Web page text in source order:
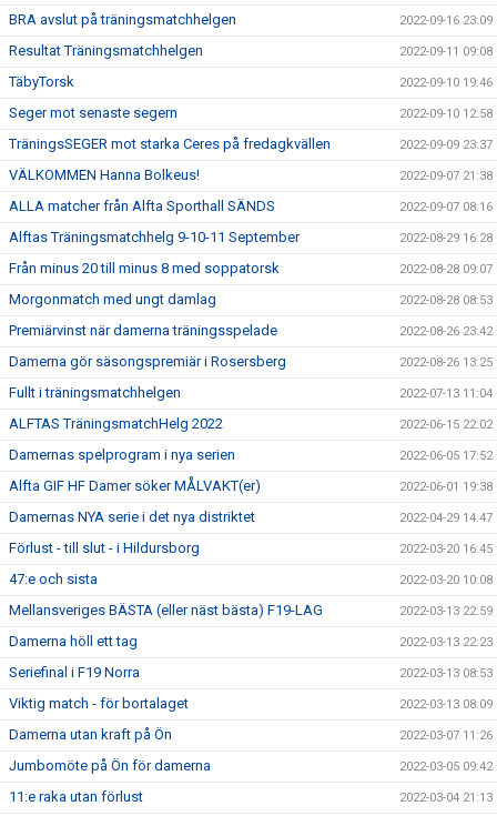
BRA avslut på träningsmatchhelgen 2022-09-16 23:09
Resultat Träningsmatchhelgen 2022-09-11 09:08
TäbyTorsk 2022-09-10 19:46
Seger mot senaste segern 2022-09-10 12:58
TräningsSEGER mot starka Ceres på fredagkvällen 2022-09-09 23:37
VÄLKOMMEN Hanna Bolkeus! 2022-09-07 21:38
ALLA matcher från Alfta Sporthall SÄNDS 2022-09-07 08:16
Alftas Träningsmatchhelg 9-10-11 September 2022-08-29 16:28
Från minus 20 till minus 8 med soppatorsk 2022-08-28 09:07
Morgonmatch med ungt damlag 2022-08-28 08:53
Premiärvinst när damerna träningsspelade 2022-08-26 23:42
Damerna gör säsongspremiär i Rosersberg 2022-08-26 13:25
Fullt i träningsmatchhelgen 2022-07-13 11:04
ALFTAS TräningsmatchHelg 2022 2022-06-15 22:02
Damernas spelprogram i nya serien 2022-06-05 17:52
Alfta GIF HF Damer söker MÅLVAKT(er) 2022-06-01 19:38
Damernas NYA serie i det nya distriktet 2022-04-29 14:47
Förlust - till slut - i Hildursborg 2022-03-20 16:45
47:e och sista 2022-03-20 10:08
Mellansveriges BÄSTA (eller näst bästa) F19-LAG 2022-03-13 22:59
Damerna höll ett tag 2022-03-13 22:23
Seriefinal i F19 Norra 2022-03-13 08:53
Viktig match - för bortalaget 2022-03-13 08:09
Damerna utan kraft på Ön 2022-03-07 11:26
Jumbomöte på Ön för damerna 2022-03-05 09:42
11:e raka utan förlust 2022-03-04 21:13